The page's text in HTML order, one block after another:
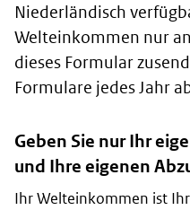
Niederländisch
Welteinkommen nur
dieses Formular
Formulare jedes Jahr
Geben Sie nur Ihr
und Ihre eigenen
Ihr Welteinkommen ist